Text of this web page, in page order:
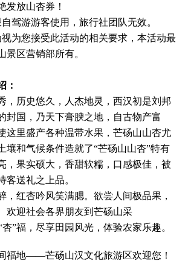
发放山杏券！
驾游游客使用，旅行社团队无效。
为您接受此活动的相关要求，本活动最
景区营销部所有。
：
，历史悠久，人杰地灵，西汉初是刘邦
封国，乃天下膏腴之地，自古物产富
这里盛产各种温带水果，芒砀山山杏尤
壤和气候条件造就了“芒砀山山杏”特有
，果实硕大，香甜软糯，口感极佳，被
客送礼之上品。
红杏吟风笑满腮。欲尝人间极品果，
欢迎社会各界朋友到芒砀山采
杏”福，尽享田园风光，体验农家乐趣。
福地——芒砀山汉文化旅游区欢迎您！